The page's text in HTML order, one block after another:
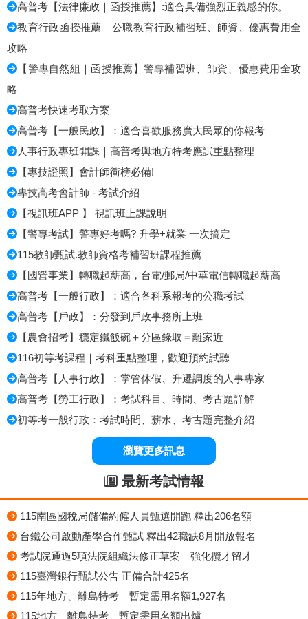
高普考【法律廉政｜函授推薦】:適合具備強烈正義感的你。
教育行政函授推薦｜公職教育行政補習班、師資、優惠費用全
攻略
【警專自然組｜函授推薦】警專補習班、師資、優惠費用全攻
略
高普考快速考取方案
高普考【一般民政】：適合喜歡服務廣大民眾的你報考
人事行政專班開課｜高普考與地方特考應試重點整理
【專技證照】會計師衝榜必備!
專技高考會計師 - 考試介紹
【視訊班APP 】 視訊班上課說明
【警專考試】警專好考嗎? 升學+就業 一次搞定
115教師甄試.教師資格考補習班課程推薦
【國營事業】轉職起薪高，台電/郵局/中華電信轉職起薪高
高普考【一般行政】：適合各科系報考的公職考試
高普考【戶政】：分發到戶政事務所上班
【農會招考】穩定鐵飯碗＋分區錄取＝離家近
116初等考課程｜考科重點整理，歡迎預約試聽
高普考【人事行政】：掌管休假、升遷調度的人事專家
高普考【勞工行政】：考試科目、時間、考古題詳解
初等考一般行政：考試時間、薪水、考古題完整介紹
瀏覽更多訊息
最新考試情報
115南區國稅局儲備約僱人員甄選開跑 釋出206名額
台鐵公司啟動產學合作甄試 釋出42職缺8月開放報名
考試院通過5項法院組織法修正草案 強化攬才留才
115臺灣銀行甄試公告 正備合計425名
115年地方、離島特考｜暫定需用名額1,927名
115地方、離島特考 暫定需用名額出爐